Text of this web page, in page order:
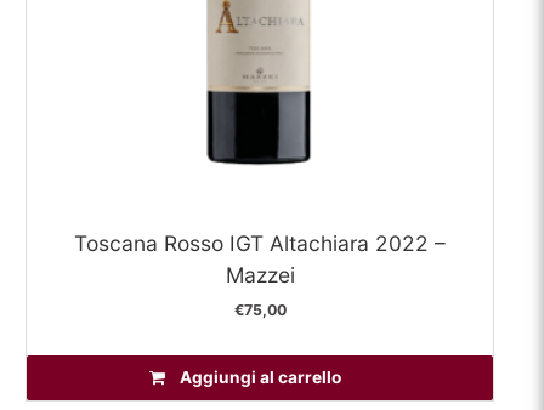
Toscana Rosso IGT Altachiara 2022 –
Mazzei
€75,00
Aggiungi al carrello